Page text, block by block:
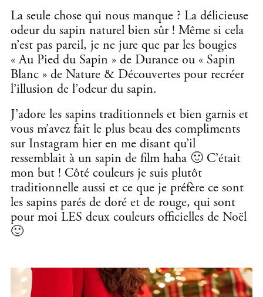
La seule chose qui nous manque ? La délicieuse
odeur du sapin naturel bien sûr ! Même si cela
n’est pas pareil, je ne jure que par les bougies
« Au Pied du Sapin » de Durance ou « Sapin
Blanc » de Nature & Découvertes pour recréer
l’illusion de l’odeur du sapin.
J’adore les sapins traditionnels et bien garnis et
vous m’avez fait le plus beau des compliments
sur Instagram hier en me disant qu’il
ressemblait à un sapin de film haha 🙂 C’était
mon but ! Côté couleurs je suis plutôt
traditionnelle aussi et ce que je préfère ce sont
les sapins parés de doré et de rouge, qui sont
pour moi LES deux couleurs officielles de Noël
🙂